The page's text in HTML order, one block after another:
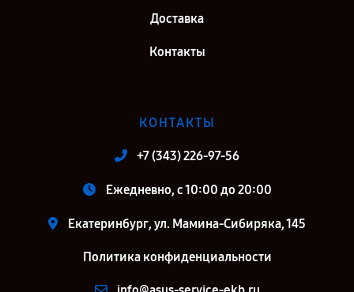
Доставка
Контакты
КОНТАКТЫ
+7 (343) 226-97-56
Ежедневно, с 10:00 до 20:00
Екатеринбург, ул. Мамина-Сибиряка, 145
Политика конфиденциальности